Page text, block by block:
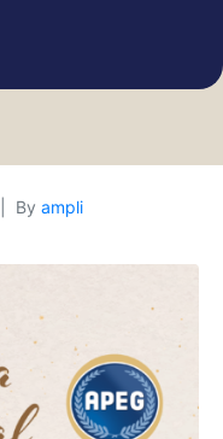
By ampli